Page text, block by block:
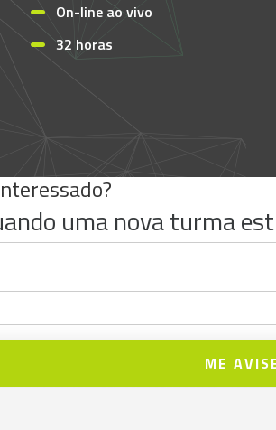
On-line ao vivo
32 horas
uma nova turma
ME